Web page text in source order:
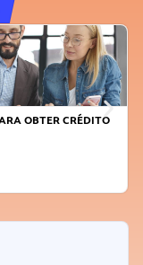
FAÇA A DIFERENÇA: SEJA